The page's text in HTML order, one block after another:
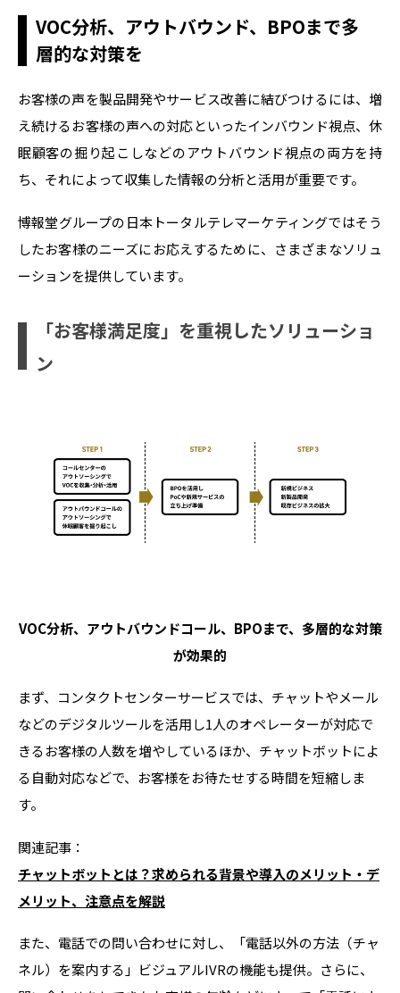
VOC分析、アウトバウンド、BPOまで多
層的な対策を
お客様の声を製品開発やサービス改善に結びつけるには、増
え続けるお客様の声への対応といったインバウンド視点、休
眠顧客の掘り起こしなどのアウトバウンド視点の両方を持
ち、それによって収集した情報の分析と活用が重要です。
博報堂グループの日本トータルテレマーケティングではそう
したお客様のニーズにお応えするために、さまざまなソリュ
ーションを提供しています。
「お客様満足度」を重視したソリューショ
ン
VOC分析、アウトバウンドコール、BPOまで、多層的な対策
が効果的
まず、コンタクトセンターサービスでは、チャットやメール
などのデジタルツールを活用し1人のオペレーターが対応で
きるお客様の人数を増やしているほか、チャットボットによ
る自動対応などで、お客様をお待たせする時間を短縮しま
す。
関連記事：
チャットボットとは？求められる背景や導入のメリット・デ
メリット、注意点を解説
また、電話での問い合わせに対し、「電話以外の方法（チャ
ネル）を案内する」ビジュアルIVRの機能も提供。さらに、